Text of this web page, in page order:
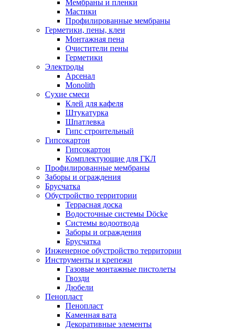
Мембраны и пленки
Мастики
Профилированные мембраны
Герметики, пены, клеи
Монтажная пена
Очистители пены
Герметики
Электроды
Арсенал
Monolith
Сухие смеси
Клей для кафеля
Штукатурка
Шпатлевка
Гипс строительный
Гипсокартон
Гипсокартон
Комплектующие для ГКЛ
Профилированные мембраны
Заборы и ограждения
Брусчатка
Обустройство территории
Террасная доска
Водосточные системы Döcke
Системы водоотвода
Заборы и ограждения
Брусчатка
Инженерное обустройство территории
Инструменты и крепежи
Газовые монтажные пистолеты
Гвозди
Дюбели
Пенопласт
Пенопласт
Каменная вата
Декоративные элементы